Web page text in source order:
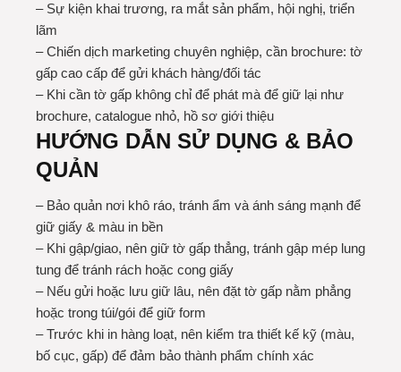
– Sự kiện khai trương, ra mắt sản phẩm, hội nghị, triển
lãm
– Chiến dịch marketing chuyên nghiệp, cần brochure: tờ
gấp cao cấp để gửi khách hàng/đối tác
– Khi cần tờ gấp không chỉ để phát mà để giữ lại như
brochure, catalogue nhỏ, hồ sơ giới thiệu
HƯỚNG DẪN SỬ DỤNG & BẢO
QUẢN
– Bảo quản nơi khô ráo, tránh ẩm và ánh sáng mạnh để
giữ giấy & màu in bền
– Khi gập/giao, nên giữ tờ gấp thẳng, tránh gập mép lung
tung để tránh rách hoặc cong giấy
– Nếu gửi hoặc lưu giữ lâu, nên đặt tờ gấp nằm phẳng
hoặc trong túi/gói để giữ form
– Trước khi in hàng loạt, nên kiểm tra thiết kế kỹ (màu,
bố cục, gấp) để đảm bảo thành phẩm chính xác